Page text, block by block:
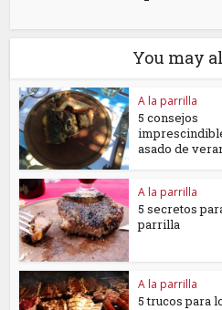
You may
A la parrilla
5 consejos
asado de
A la parrilla
5 secretos
parrilla
A la parrilla
5 trucos para